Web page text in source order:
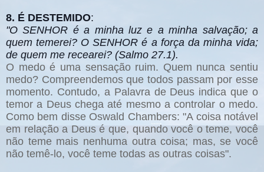
8. É DESTEMIDO:
"O SENHOR é a minha luz e a minha salvação; a
quem temerei? O SENHOR é a força da minha vida;
de quem me recearei? (Salmo 27.1).
O medo é uma sensação ruim. Quem nunca sentiu
medo? Compreendemos que todos passam por esse
momento. Contudo, a Palavra de Deus indica que o
temor a Deus chega até mesmo a controlar o medo.
Como bem disse Oswald Chambers: "A coisa notável
em relação a Deus é que, quando você o teme, você
não teme mais nenhuma outra coisa; mas, se você
não temê-lo, você teme todas as outras coisas".